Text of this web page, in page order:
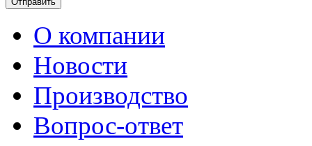
О компании
Новости
Производство
Вопрос-ответ